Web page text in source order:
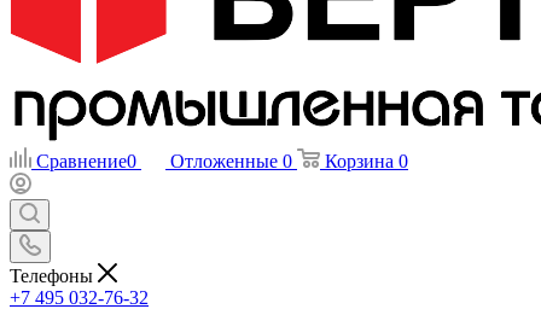
Сравнение0 Отложенные 0 Корзина 0
Телефоны
+7 495 032-76-32